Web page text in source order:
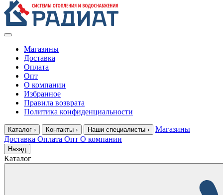
Магазины
Доставка
Оплата
Опт
О компании
Избранное
Правила возврата
Политика конфиденциальности
Каталог › Контакты › Наши специалисты ›
Магазины
Доставка Оплата Опт О компании
Назад
Каталог